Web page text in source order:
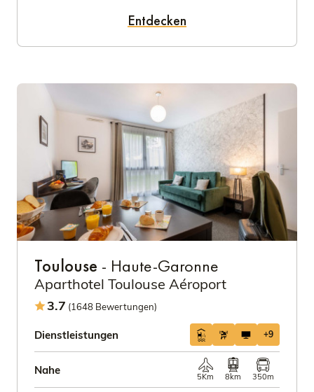
Entdecken
Toulouse - Haute-Garonne
Aparthotel Toulouse Aéroport
3.7 (1648 Bewertungen)
Dienstleistungen +9
Nahe
5Km 8km 350m